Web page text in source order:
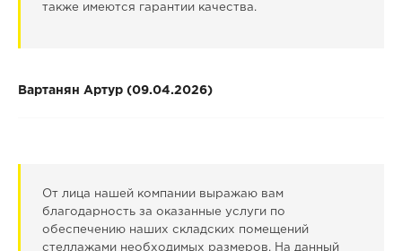
также имеются гарантии качества.
Вартанян Артур (09.04.2026)
От лица нашей компании выражаю вам
благодарность за оказанные услуги по
обеспечению наших складских помещений
стеллажами необходимых размеров. На данный